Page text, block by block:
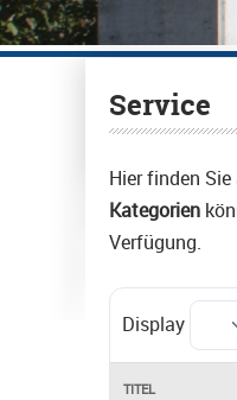
Service
Hier finden
Kategorien
Verfügung.
Display
TITEL